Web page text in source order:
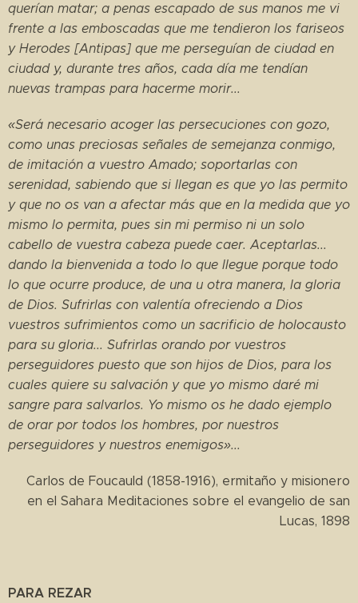
querían matar; a penas escapado de sus manos me vi
frente a las emboscadas que me tendieron los fariseos
y Herodes [Antipas] que me perseguían de ciudad en
ciudad y, durante tres años, cada día me tendían
nuevas trampas para hacerme morir...
«Será necesario acoger las persecuciones con gozo,
como unas preciosas señales de semejanza conmigo,
de imitación a vuestro Amado; soportarlas con
serenidad, sabiendo que si llegan es que yo las permito
y que no os van a afectar más que en la medida que yo
mismo lo permita, pues sin mi permiso ni un solo
cabello de vuestra cabeza puede caer. Aceptarlas...
dando la bienvenida a todo lo que llegue porque todo
lo que ocurre produce, de una u otra manera, la gloria
de Dios. Sufrirlas con valentía ofreciendo a Dios
vuestros sufrimientos como un sacrificio de holocausto
para su gloria... Sufrirlas orando por vuestros
perseguidores puesto que son hijos de Dios, para los
cuales quiere su salvación y que yo mismo daré mi
sangre para salvarlos. Yo mismo os he dado ejemplo
de orar por todos los hombres, por nuestros
perseguidores y nuestros enemigos»...
Carlos de Foucauld (1858-1916), ermitaño y misionero
en el Sahara Meditaciones sobre el evangelio de san
Lucas, 1898
PARA REZAR